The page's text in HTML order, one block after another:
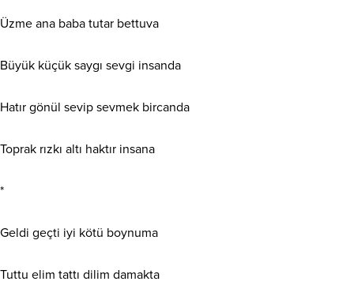
Üzme ana baba tutar bettuva
Büyük küçük saygı sevgi insanda
Hatır gönül sevip sevmek bircanda
Toprak rızkı altı haktır insana
*
Geldi geçti iyi kötü boynuma
Tuttu elim tattı dilim damakta